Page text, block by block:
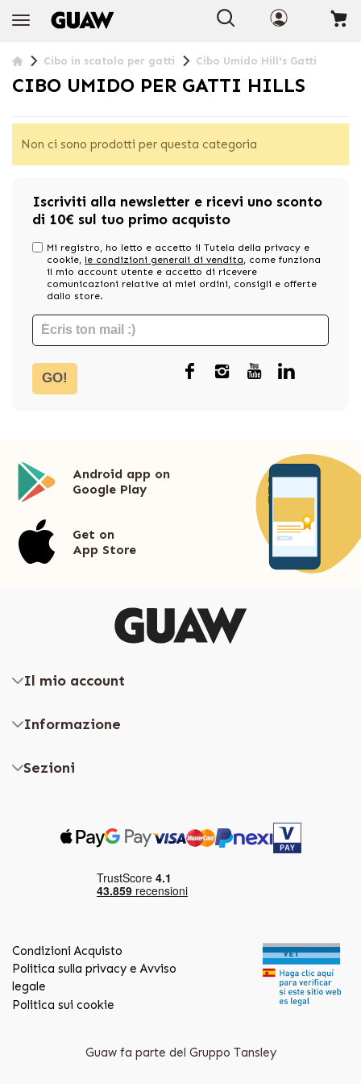
Cibo in scatola per gatti Cibo Umido Hill's Gatti
CIBO UMIDO PER GATTI HILLS
Non ci sono prodotti per questa categoria
Iscriviti alla newsletter e ricevi uno sconto
di 10€ sul tuo primo acquisto
Mi registro, ho letto e accetto il Tutela della privacy e
cookie, le condizioni generali di vendita, come funziona
il mio account utente e accetto di ricevere
comunicazioni relative ai miei ordini, consigli e offerte
dallo store.
GO!
Android app on
Google Play
Get on
App Store
Il mio account
Informazione
Sezioni
Condizioni Acquisto
Politica sulla privacy e Avviso
legale
Politica sui cookie
Guaw fa parte del Gruppo Tansley